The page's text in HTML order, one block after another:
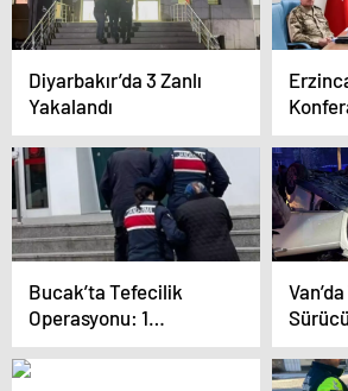
Diyarbakır’da 3 Zanlı
Yakalandı
Bucak’ta Tefecilik
Operasyonu: 1
Tutuklama